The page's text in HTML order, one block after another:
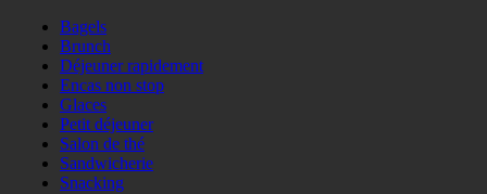
Bagels
Brunch
Déjeuner rapidement
Encas non stop
Glaces
Petit déjeuner
Salon de thé
Sandwicherie
Snacking